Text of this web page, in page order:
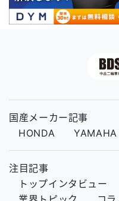
国産メーカー記事
HONDA
YAMAHA
注目記事
トップインタビュー